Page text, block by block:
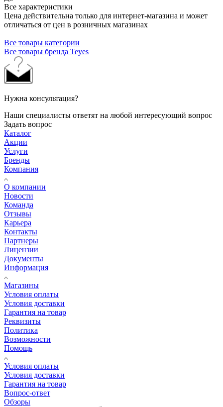
Все характеристики
Цена действительна только для интернет-магазина и может
отличаться от цен в розничных магазинах
Все товары категории
Все товары бренда Teyes
Нужна консультация?
Наши специалисты ответят на любой интересующий вопрос
Задать вопрос
Каталог
Акции
Услуги
Бренды
Компания
О компании
Новости
Команда
Отзывы
Карьера
Контакты
Партнеры
Лицензии
Документы
Информация
Магазины
Условия оплаты
Условия доставки
Гарантия на товар
Реквизиты
Политика
Возможности
Помощь
Условия оплаты
Условия доставки
Гарантия на товар
Вопрос-ответ
Обзоры